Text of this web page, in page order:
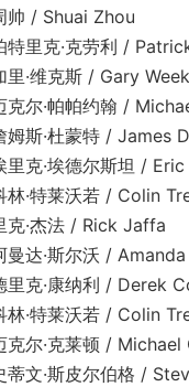
Zhou
克劳利 / Patrick
/ Gary Weeks |
约翰 / Michael
特 / James
尔斯坦 / Eric
若 / Colin
杰法 / Rick Jaffa
尔沃 / Amanda
纳利 / Derek
沃若 / Colin
莱顿 / Michael
文·斯皮尔伯格 /